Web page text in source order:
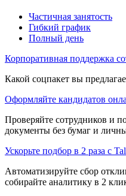
Частичная занятость
Гибкий график
Полный день
Корпоративная поддержка
Какой соцпакет вы
Оформляйте кандидатов
Проверяйте сотрудников и
документы без бумаг и
Ускорьте подбор в 2 раза с
Автоматизируйте сбор
собирайте аналитику в 2